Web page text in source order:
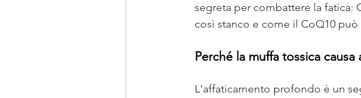
segreta per combattere la fatica:
così stanco e come il CoQ10
Perché la muffa tossica
L'affaticamento profondo è un